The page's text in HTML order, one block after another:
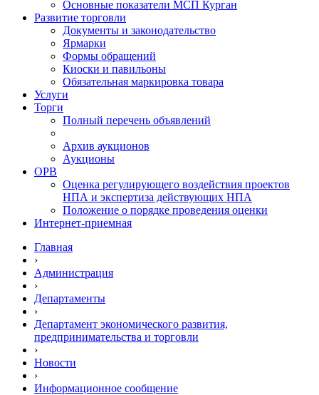
Основные показатели МСП Курган
Развитие торговли
Документы и законодательство
Ярмарки
Формы обращений
Киоски и павильоны
Обязательная маркировка товара
Услуги
Торги
Полный перечень объявлений
Архив аукционов
Аукционы
ОРВ
Оценка регулирующего воздействия проектов
НПА и экспертиза действующих НПА
Положение о порядке проведения оценки
Интернет-приемная
Главная
›
Администрация
›
Департаменты
›
Департамент экономического развития,
предпринимательства и торговли
›
Новости
›
Информационное сообщение